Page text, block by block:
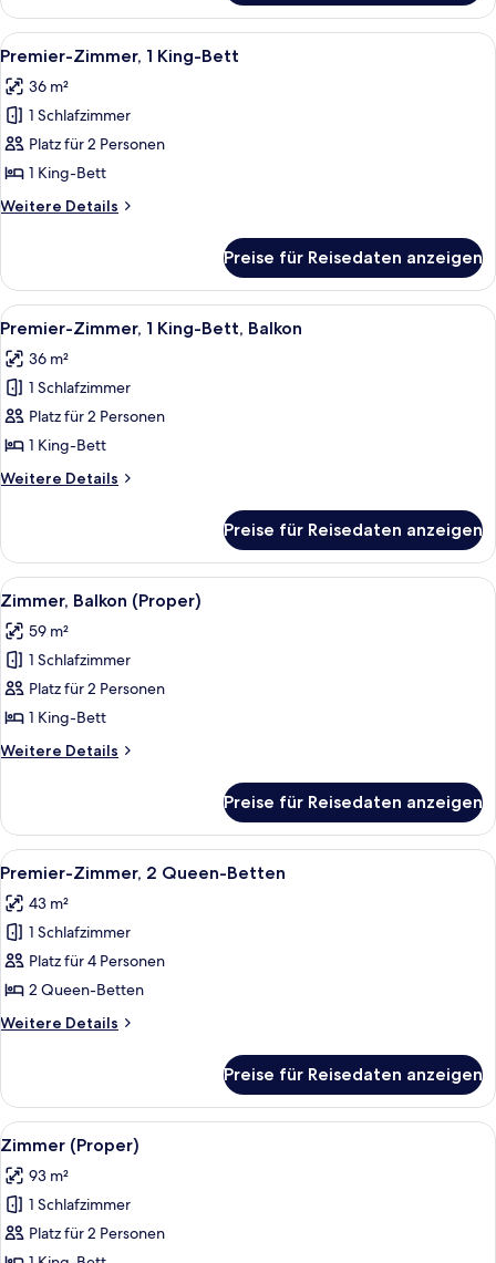
Zimmer,
1 King-
Bett
Alle
Fotos
für
Premier-
Zimmer,
1 King-
Bett
anzeigen
Ein modernes Hotelzimmer mit
9
Premier-Zimmer, 1 King-Bett
36 m²
1 Schlafzimmer
Platz für 2 Personen
1 King-Bett
Weitere Details
Weitere
Zimmer,
1 King-
Bett
Preise für Reisedaten anzeigen
Alle
Fotos
für
Premier-
Zimmer,
1 King-
Bett,
Balkon
Ein modernes Hotelzimmer mit
9
Premier-Zimmer, 1 King-Bett, Balkon
36 m²
1 Schlafzimmer
Platz für 2 Personen
1 King-Bett
Weitere Details
Weitere
Zimmer,
1 King-
Bett,
Preise für Reisedaten anzeigen
Alle
Fotos
für
Zimmer,
Balkon
(Proper)
anzeigen
Ein modernes Schlafzimmer mit
12
Zimmer, Balkon (Proper)
59 m²
1 Schlafzimmer
Platz für 2 Personen
1 King-Bett
Weitere Details
Weitere
Balkon
(Proper)
Preise für Reisedaten anzeigen
Alle
Fotos
für
Premier-
Zimmer,
2 Queen-
Betten
anzeigen
9
Premier-Zimmer, 2 Queen-Betten
43 m²
1 Schlafzimmer
Platz für 4 Personen
2 Queen-Betten
Weitere Details
Weitere
Zimmer,
2 Queen-
Betten
Preise für Reisedaten anzeigen
Alle
Fotos
für
Zimmer
(Proper)
Ein Zimmer mit einem großen
17
Zimmer (Proper)
93 m²
1 Schlafzimmer
Platz für 2 Personen